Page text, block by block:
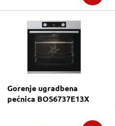
Gorenje ugradbena
pećnica BOS6737E13X